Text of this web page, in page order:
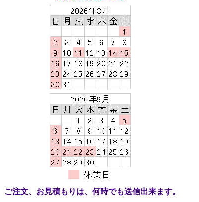
ご注文、お見積もりは、何時でも送信出来ます。